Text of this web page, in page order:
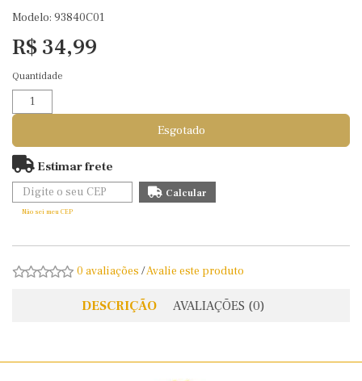
Modelo: 93840C01
R$ 34,99
Quantidade
Esgotado
Estimar frete
Não sei meu CEP
0 avaliações /Avalie este produto
DESCRIÇÃO AVALIAÇÕES (0)